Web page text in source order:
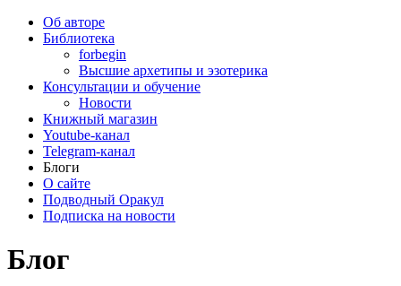
Об авторе
Библиотека
forbegin
Высшие архетипы и эзотерика
Консультации и обучение
Новости
Книжный магазин
Youtube-канал
Telegram-канал
Блоги
О сайте
Подводный Оракул
Подписка на новости
Блог